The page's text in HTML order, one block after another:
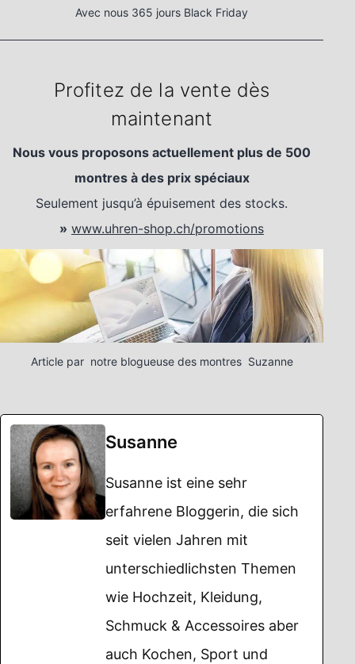
Avec nous 365 jours Black Friday
Profitez de la vente dès
maintenant
Nous vous proposons actuellement plus de 500
montres à des prix spéciaux
Seulement jusqu’à épuisement des stocks.
» www.uhren-shop.ch/promotions
Article par notre blogueuse des montres Suzanne
Susanne
Susanne ist eine sehr
erfahrene Bloggerin, die sich
seit vielen Jahren mit
unterschiedlichsten Themen
wie Hochzeit, Kleidung,
Schmuck & Accessoires aber
auch Kochen, Sport und